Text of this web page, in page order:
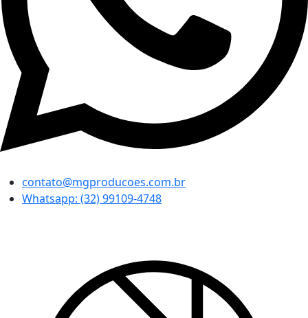
contato@mgproducoes.com.br
Whatsapp: (32) 99109-4748